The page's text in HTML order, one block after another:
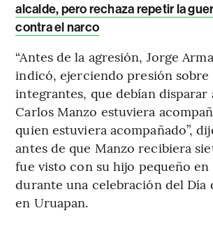
alcalde, pero rechaza repetir la
contra el narco
“Antes de la agresión, Jorge
indicó, ejerciendo presión
integrantes, que debían disparar
Carlos Manzo estuviera
quien estuviera acompañado”,
antes de que Manzo recibiera
fue visto con su hijo pequeño en
durante una celebración del Día
en Uruapan.